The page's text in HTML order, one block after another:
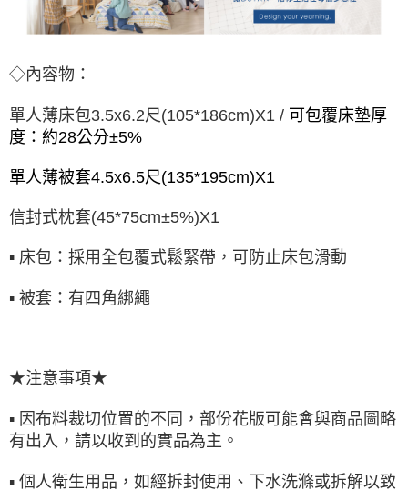
◇內容物：
單人薄床包3.5x6.2尺(105*186cm)X1 / 可包覆床墊厚
度：約28公分±5%
單人薄被套4.5x6.5尺(135*195cm)X1
信封式枕套(45*75cm±5%)X1
▪ 床包：採用全包覆式鬆緊帶，可防止床包滑動
▪ 被套：有四角綁繩
★注意事項★
▪ 因布料裁切位置的不同，部份花版可能會與商品圖略
有出入，請以收到的實品為主。
▪ 個人衛生用品，如經拆封使用、下水洗滌或拆解以致